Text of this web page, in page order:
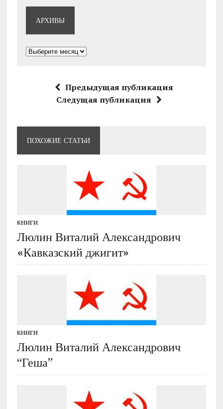
АРХИВЫ
Архивы
Предыдущая публикация
Следущая публикация
ПОХОЖИЕ СТАТЬИ
КНИГИ
Люлин Виталий Александрович
«Кавказский джигит»
КНИГИ
Люлин Виталий Александрович
“Геша”